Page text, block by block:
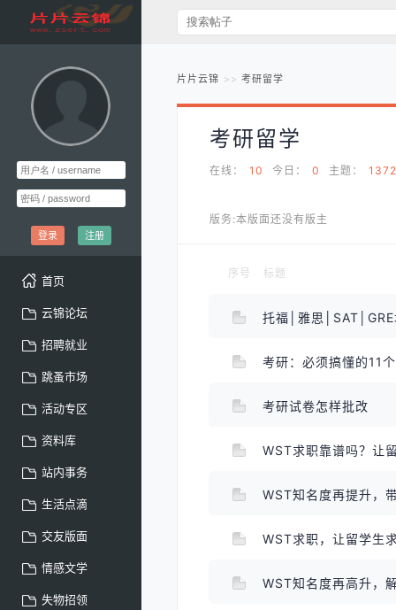
登录 注册
首页
云锦论坛
招聘就业
跳蚤市场
活动专区
资料库
站内事务
生活点滴
交友版面
情感文学
失物招领
片片云锦 考研留学
考研留学
在线： 10 今日： 0 主题： 1372
版务:本版面还没有版主
序号 标题
托福│雅思
考研：必须搞懂的11
考研试卷怎样批改
WST求职靠谱吗？让
WST知名度再提升，
WST求职，让留学生
WST知名度再高升，